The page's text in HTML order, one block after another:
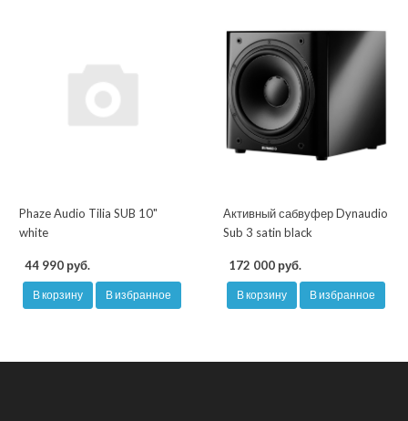
Phaze Audio Tilia SUB 10"
white
44 990 руб.
В корзину В избранное
Активный сабвуфер Dynaudio
Sub 3 satin black
172 000 руб.
В корзину В избранное